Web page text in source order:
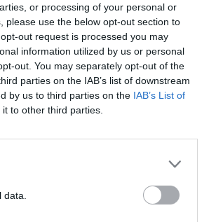
or processing of your personal or
please use the below opt-out section to
out request is processed you may
information utilized by us or personal
out. You may separately opt-out of the
parties on the IAB’s list of downstream
by us to third parties on the IAB’s List of
to other third parties.
πλέον